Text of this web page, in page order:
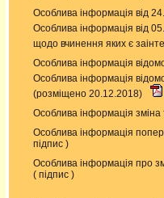
Особлива інформація від
Особлива інформація від
щодо вчинення яких є
Особлива інформація
Особлива інформація
(розміщено 20.12.2018)
Особлива інформація
Особлива інформація
підпис )
Особлива інформація про
( підпис )